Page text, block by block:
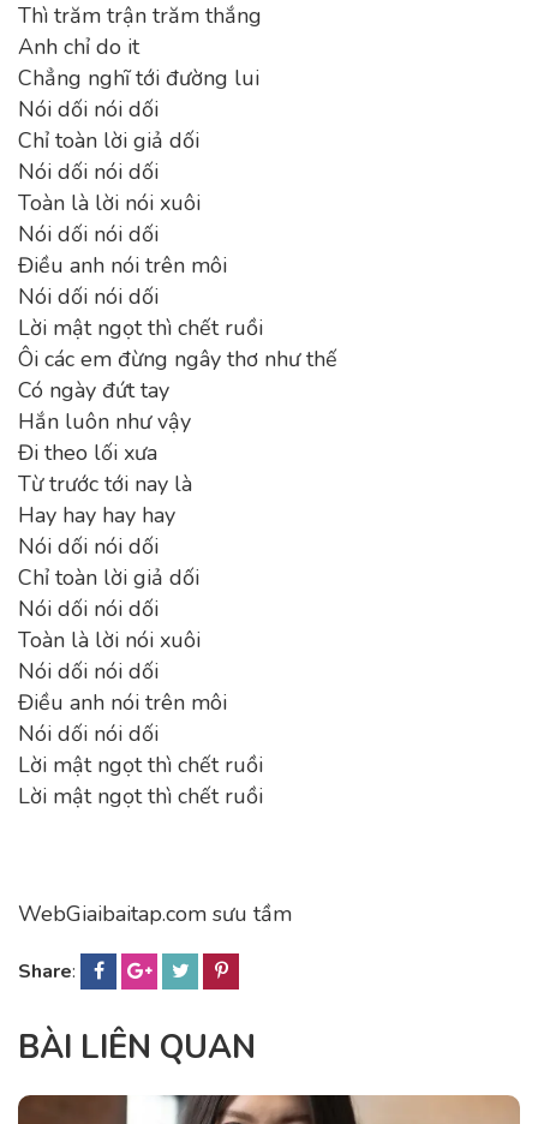
Thì trăm trận trăm thắng
Anh chỉ do it
Chẳng nghĩ tới đường lui
Nói dối nói dối
Chỉ toàn lời giả dối
Nói dối nói dối
Toàn là lời nói xuôi
Nói dối nói dối
Điều anh nói trên môi
Nói dối nói dối
Lời mật ngọt thì chết ruồi
Ôi các em đừng ngây thơ như thế
Có ngày đứt tay
Hắn luôn như vậy
Đi theo lối xưa
Từ trước tới nay là
Hay hay hay hay
Nói dối nói dối
Chỉ toàn lời giả dối
Nói dối nói dối
Toàn là lời nói xuôi
Nói dối nói dối
Điều anh nói trên môi
Nói dối nói dối
Lời mật ngọt thì chết ruồi
Lời mật ngọt thì chết ruồi
WebGiaibaitap.com sưu tầm
Share:
BÀI LIÊN QUAN